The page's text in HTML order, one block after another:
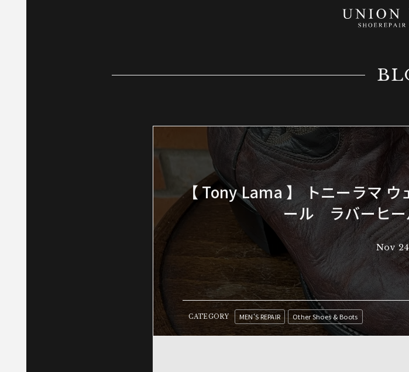
【 Tony Lama 】 トニーラマ
ール ラバーヒ
Nov
CATEGORY MEN'S REPAIR Other Shoes & Boots